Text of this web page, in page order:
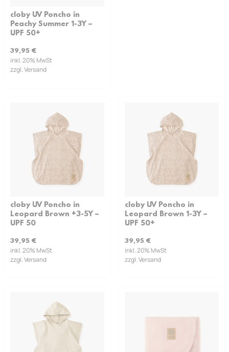
cloby UV Poncho in
Peachy Summer 1-3Y –
UPF 50+
39,95 €
inkl. 20% MwSt
zzgl. Versand
cloby UV Poncho in
Leopard Brown +3-5Y –
UPF 50
39,95 €
inkl. 20% MwSt
zzgl. Versand
cloby UV Poncho in
Leopard Brown 1-3Y –
UPF 50+
39,95 €
inkl. 20% MwSt
zzgl. Versand